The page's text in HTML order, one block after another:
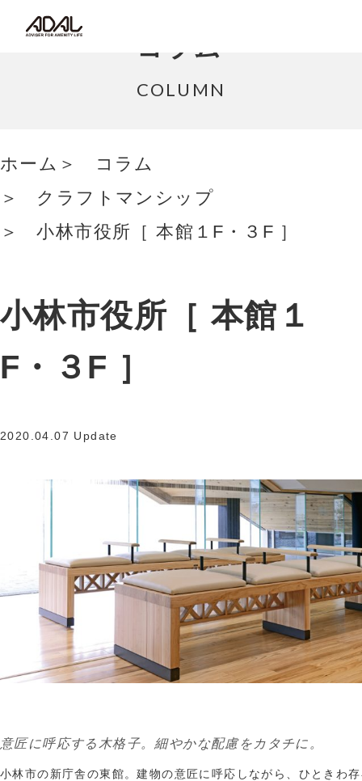
コラム
最新情報/ニュース
採用情報
コラム
COLUMN
ホーム
コラム
クラフトマンシップ
小林市役所［ 本館１F・３F ］
小林市役所［ 本館１
F・３F ］
2020.04.07 Update
意匠に呼応する木格子。細やかな配慮をカタチに。
小林市の新庁舎の東館。建物の意匠に呼応しながら、ひときわ